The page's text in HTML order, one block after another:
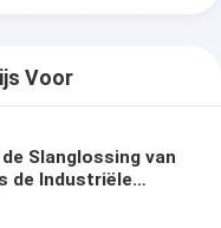
Voor
Slanglossing van
de Industriële